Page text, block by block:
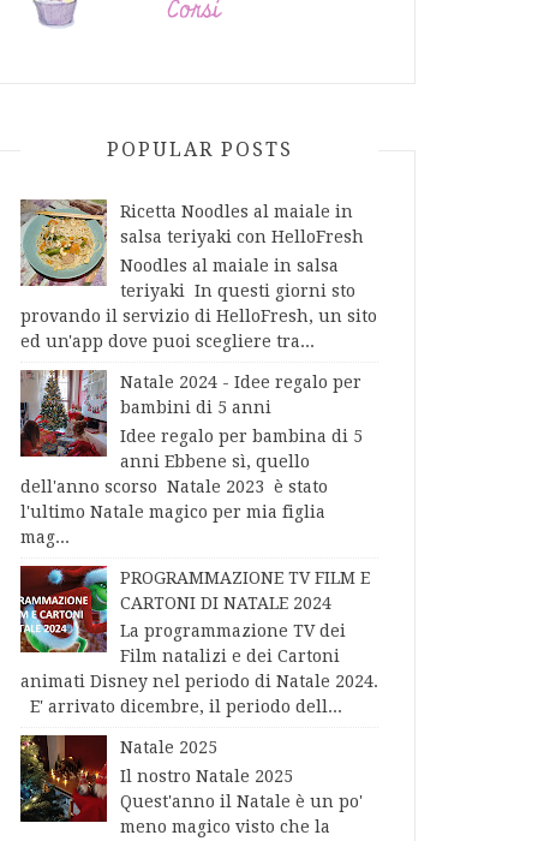
POPULAR POSTS
Ricetta Noodles al maiale in
salsa teriyaki con HelloFresh
Noodles al maiale in salsa
teriyaki In questi giorni sto
provando il servizio di HelloFresh, un sito
ed un'app dove puoi scegliere tra...
Natale 2024 - Idee regalo per
bambini di 5 anni
Idee regalo per bambina di 5
anni Ebbene sì, quello
dell'anno scorso Natale 2023 è stato
l'ultimo Natale magico per mia figlia
mag...
PROGRAMMAZIONE TV FILM E
CARTONI DI NATALE 2024
La programmazione TV dei
Film natalizi e dei Cartoni
animati Disney nel periodo di Natale 2024.
E' arrivato dicembre, il periodo dell...
Natale 2025
Il nostro Natale 2025
Quest'anno il Natale è un po'
meno magico visto che la